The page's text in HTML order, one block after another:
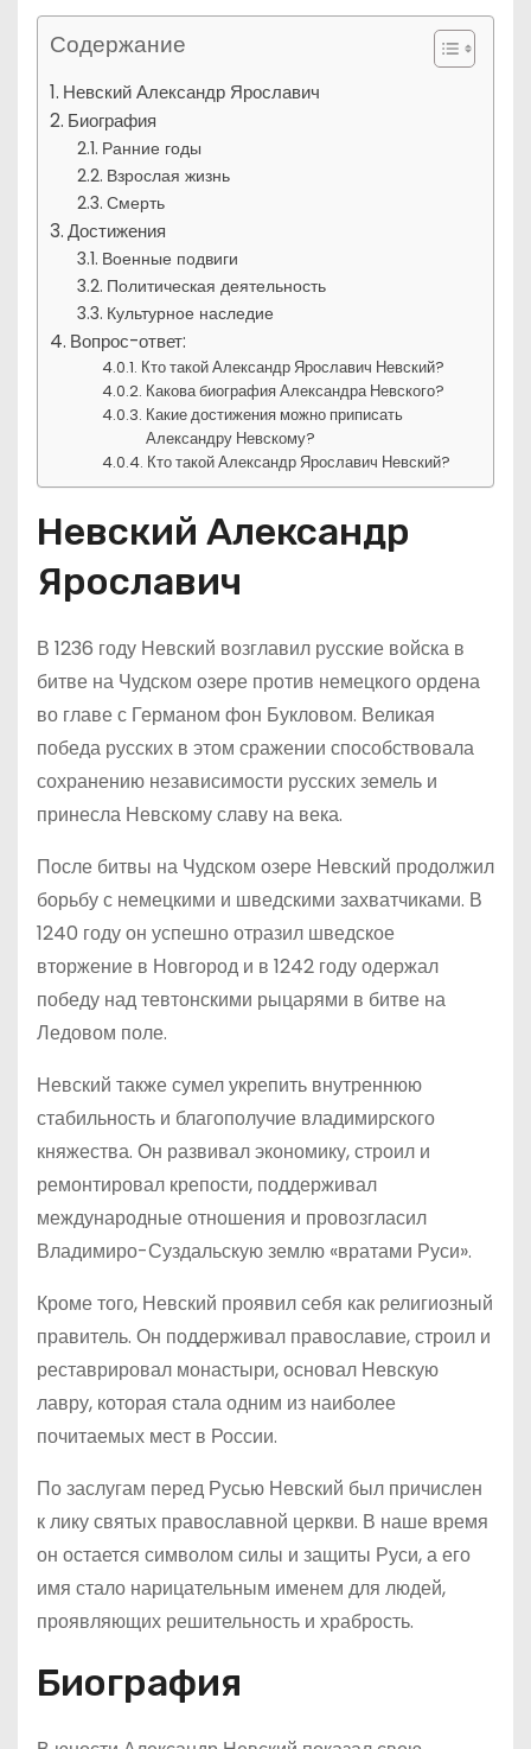
Содержание
Невский Александр Ярославич
Биография
Ранние годы
Взрослая жизнь
Смерть
Достижения
Военные подвиги
Политическая деятельность
Культурное наследие
Вопрос-ответ:
Кто такой Александр Ярославич Невский?
Какова биография Александра Невского?
Какие достижения можно приписать
Александру Невскому?
Кто такой Александр Ярославич Невский?
Невский Александр
Ярославич
В 1236 году Невский возглавил русские войска в
битве на Чудском озере против немецкого ордена
во главе с Германом фон Букловом. Великая
победа русских в этом сражении способствовала
сохранению независимости русских земель и
принесла Невскому славу на века.
После битвы на Чудском озере Невский продолжил
борьбу с немецкими и шведскими захватчиками. В
1240 году он успешно отразил шведское
вторжение в Новгород и в 1242 году одержал
победу над тевтонскими рыцарями в битве на
Ледовом поле.
Невский также сумел укрепить внутреннюю
стабильность и благополучие владимирского
княжества. Он развивал экономику, строил и
ремонтировал крепости, поддерживал
международные отношения и провозгласил
Владимиро-Суздальскую землю «вратами Руси».
Кроме того, Невский проявил себя как религиозный
правитель. Он поддерживал православие, строил и
реставрировал монастыри, основал Невскую
лавру, которая стала одним из наиболее
почитаемых мест в России.
По заслугам перед Русью Невский был причислен
к лику святых православной церкви. В наше время
он остается символом силы и защиты Руси, а его
имя стало нарицательным именем для людей,
проявляющих решительность и храбрость.
Биография